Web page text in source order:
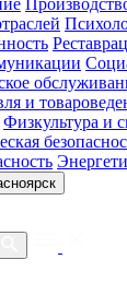
и
Физкультура и